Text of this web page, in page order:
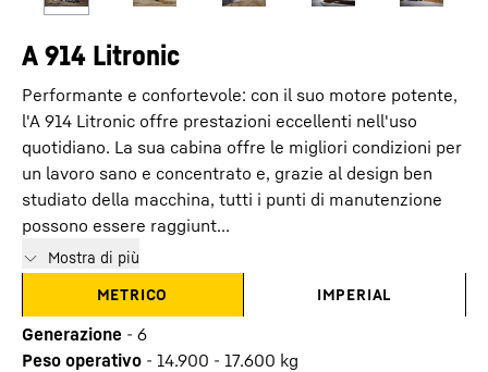
A 914 Litronic
Performante e confortevole: con il suo motore potente,
l'A 914 Litronic offre prestazioni eccellenti nell'uso
quotidiano. La sua cabina offre le migliori condizioni per
un lavoro sano e concentrato e, grazie al design ben
studiato della macchina, tutti i punti di manutenzione
possono essere raggiunt...
Mostra di più
METRICO
IMPERIAL
Generazione - 6
Peso operativo - 14.900 - 17.600 kg